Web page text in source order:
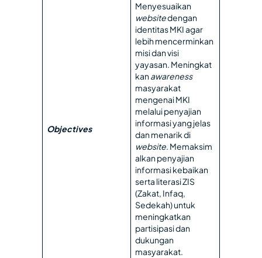
Objectives
Menyesuaikan
websitedengan
identitas MKI agar
lebih mencerminkan
misi dan visi
yayasan. Meningkat
kanawareness
masyarakat
mengenai MKI
melalui penyajian
informasi yang jelas
dan menarik di
website. Memaksim
alkan penyajian
informasi kebaikan
serta literasi ZIS
(Zakat, Infaq,
Sedekah) untuk
meningkatkan
partisipasi dan
dukungan
masyarakat.